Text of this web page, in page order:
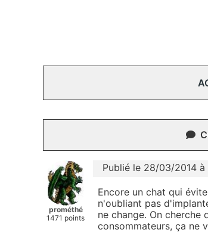
prométhé
1471 points
Publié le 28/03/2014 à
Encore un chat qui
n'oubliant pas
ne change. On
consommateurs, ça ne